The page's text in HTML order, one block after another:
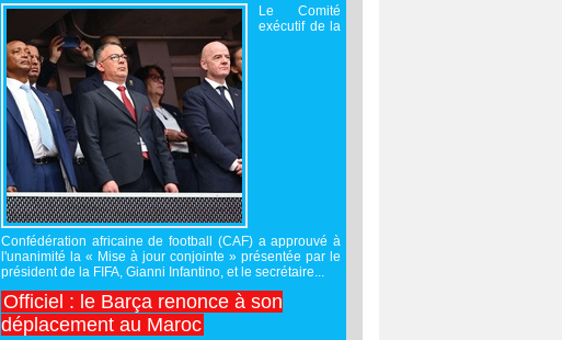
Le Comité
exécutif de la
Confédération africaine de football (CAF) a approuvé à
l'unanimité la « Mise à jour conjointe » présentée par le
président de la FIFA, Gianni Infantino, et le secrétaire...
Officiel : le Barça renonce à son
déplacement au Maroc